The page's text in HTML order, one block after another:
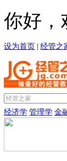
你好，
设为首页 | 经管之
经济学 管理学 金